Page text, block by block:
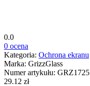
0.0
0 ocena
Kategoria: Ochrona ekranu
Marka: GrizzGlass
Numer artykułu: GRZ1725
29.12 zł